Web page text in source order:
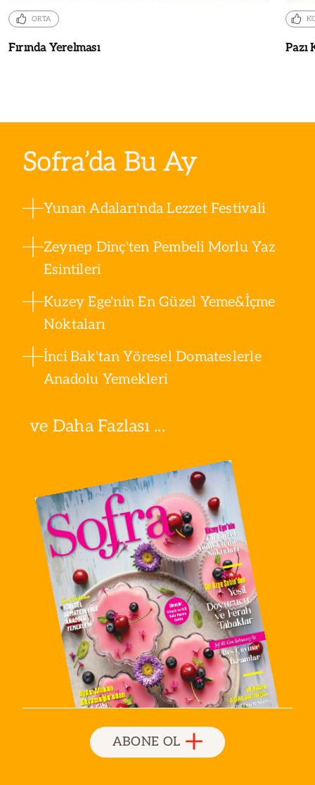
ORTA
Fırında Yerelması Pazı
Sofra’da Bu Ay
Yunan Adaları'nda Lezzet Festivali
Zeynep Dinç'ten Pembeli Morlu Yaz
Esintileri
Kuzey Ege'nin En Güzel Yeme&İçme
Noktaları
İnci Bak'tan Yöresel Domateslerle
Anadolu Yemekleri
ve Daha Fazlası ...
ABONE OL